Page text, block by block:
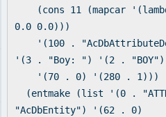
(cons 11 (mapcar
0.0 0.0)))
'(100 .
'(3 . "Boy: ") '(2 . "BOY")
'(70 . 0) '(280 . 1)))
(entmake (list '(0 .
"AcDbEntity") '(62 . 0)